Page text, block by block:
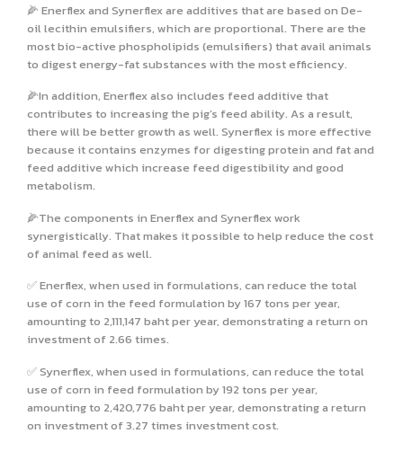
🌽 Enerflex and Synerflex are additives that are based on De-
oil lecithin emulsifiers, which are proportional. There are the
most bio-active phospholipids (emulsifiers) that avail animals
to digest energy-fat substances with the most efficiency.
🌽In addition, Enerflex also includes feed additive that
contributes to increasing the pig’s feed ability. As a result,
there will be better growth as well. Synerflex is more effective
because it contains enzymes for digesting protein and fat and
feed additive which increase feed digestibility and good
metabolism.
🌽The components in Enerflex and Synerflex work
synergistically. That makes it possible to help reduce the cost
of animal feed as well.
✅ Enerflex, when used in formulations, can reduce the total
use of corn in the feed formulation by 167 tons per year,
amounting to 2,111,147 baht per year, demonstrating a return on
investment of 2.66 times.
✅ Synerflex, when used in formulations, can reduce the total
use of corn in feed formulation by 192 tons per year,
amounting to 2,420,776 baht per year, demonstrating a return
on investment of 3.27 times investment cost.